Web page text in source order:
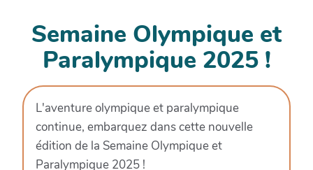
Semaine Olympique et
Paralympique 2025 !
L'aventure olympique et paralympique
continue, embarquez dans cette nouvelle
édition de la Semaine Olympique et
Paralympique 2025 !